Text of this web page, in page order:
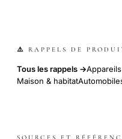
⚠️ RAPPELS DE
Tous les rappels →
Maison & habitat
SOURCES ET